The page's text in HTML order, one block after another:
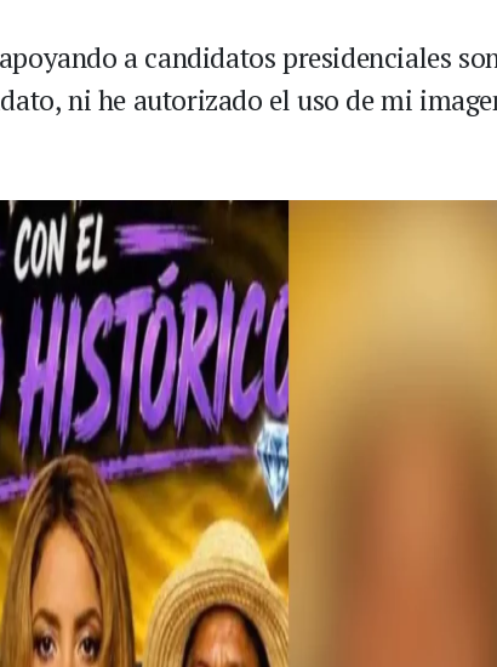
a candidatos presidenciales
ni he autorizado el uso de mi